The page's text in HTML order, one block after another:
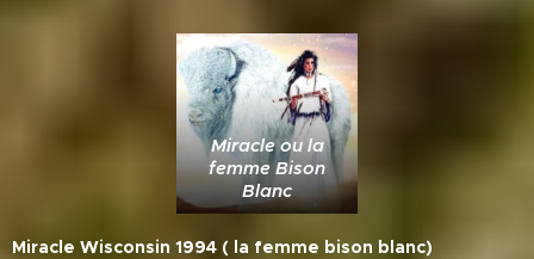
Miracle ou la
femme Bison
Blanc
Miracle Wisconsin 1994 ( la femme bison blanc)